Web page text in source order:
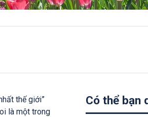
thế giới”
là một trong
Có thể bạn